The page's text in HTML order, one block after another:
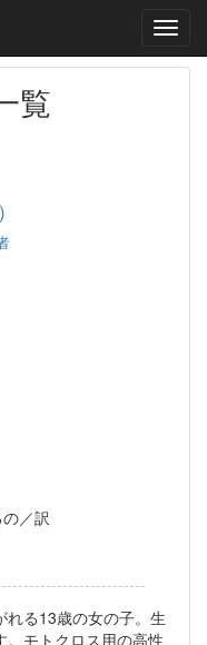
覧
／訳
る13歳の女の子。生
。モトクロス用の高性